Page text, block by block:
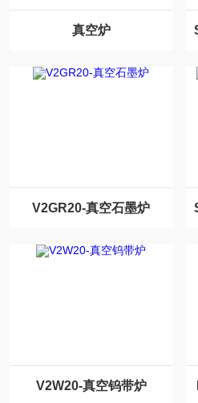
真空炉
V2GR20-真空石墨炉
V2W20-真空钨带炉